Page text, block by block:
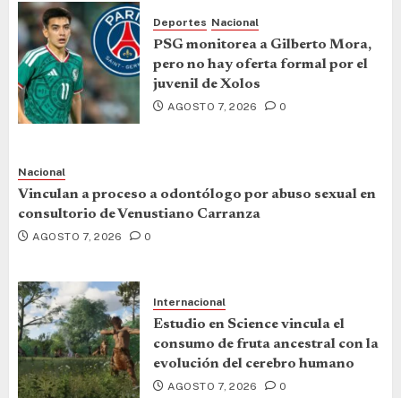
Deportes Nacional
PSG monitorea a Gilberto Mora,
pero no hay oferta formal por el
juvenil de Xolos
AGOSTO 7, 2026 0
Nacional
Vinculan a proceso a odontólogo por abuso sexual en
consultorio de Venustiano Carranza
AGOSTO 7, 2026 0
Internacional
Estudio en Science vincula el
consumo de fruta ancestral con la
evolución del cerebro humano
AGOSTO 7, 2026 0